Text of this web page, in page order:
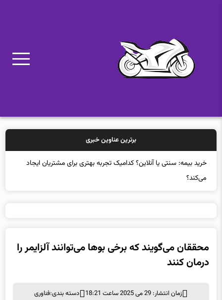
برترین عناوین خبری
خرید بیمه: سنتی یا آنلاین؟ کدامیک تجربه بهتری برای مشتریان ایجاد
می‌کند؟
محققان می‌گویند که برخی بوها می‌توانند آلزایمر را
درمان کنند
زمان انتشار: 29 می 2025 ساعت 18:21 دسته بندی:فناوری